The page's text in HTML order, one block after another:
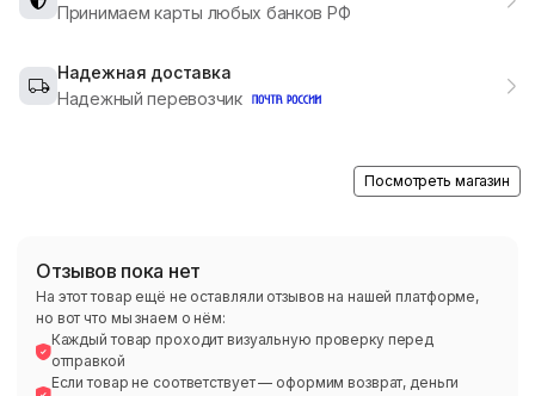
Принимаем карты любых банков РФ
Надежная доставка
Надежный перевозчик
Посмотреть магазин
Отзывов пока нет
На этот товар ещё не оставляли отзывов на нашей платформе,
но вот что мы знаем о нём:
Каждый товар проходит визуальную проверку перед
отправкой
Если товар не соответствует — оформим возврат, деньги